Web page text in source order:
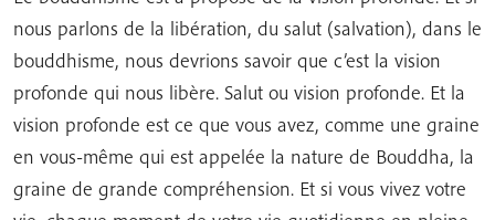
nous parlons de la libération, du salut (salvation), dans le
bouddhisme, nous devrions savoir que c’est la vision
profonde qui nous libère. Salut ou vision profonde. Et la
vision profonde est ce que vous avez, comme une graine
en vous-même qui est appelée la nature de Bouddha, la
graine de grande compréhension. Et si vous vivez votre